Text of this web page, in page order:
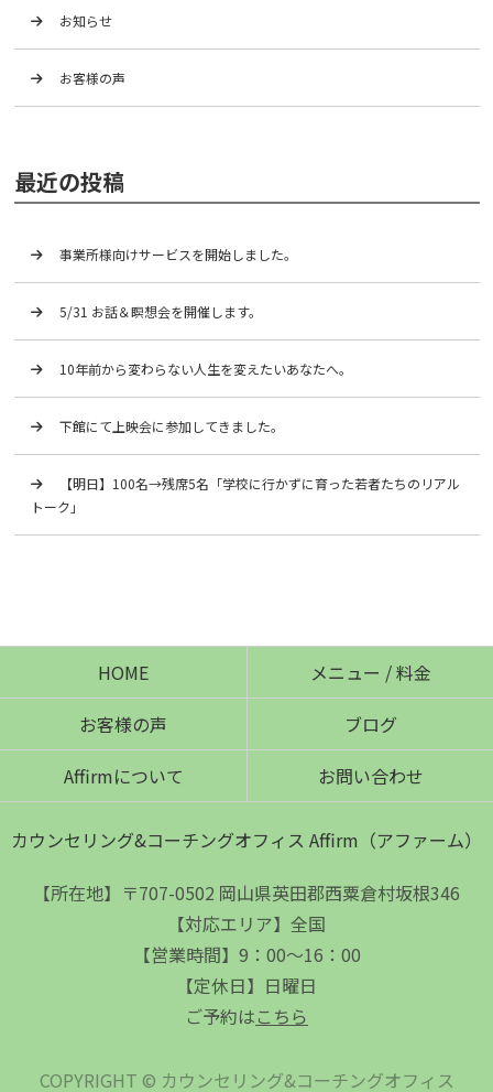
お知らせ
お客様の声
最近の投稿
事業所様向けサービスを開始しました。
5/31 お話＆瞑想会を開催します。
10年前から変わらない人生を変えたいあなたへ。
下館にて上映会に参加してきました。
【明日】100名→残席5名「学校に行かずに育った若者たちのリアル
トーク」
HOME
メニュー / 料金
お客様の声
ブログ
Affirmについて
お問い合わせ
カウンセリング&コーチングオフィス Affirm（アファーム）
【所在地】〒707-0502 岡山県英田郡西粟倉村坂根346
【対応エリア】全国
【営業時間】9：00～16：00
【定休日】日曜日
ご予約はこちら
COPYRIGHT © カウンセリング&コーチングオフィス